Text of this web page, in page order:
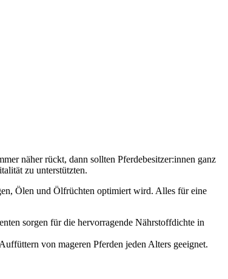
näher rückt, dann sollten Pferdebesitzer:innen ganz
zu unterstützten.
Ölen und Ölfrüchten optimiert wird. Alles für eine
sorgen für die hervorragende Nährstoffdichte in
von mageren Pferden jeden Alters geeignet.